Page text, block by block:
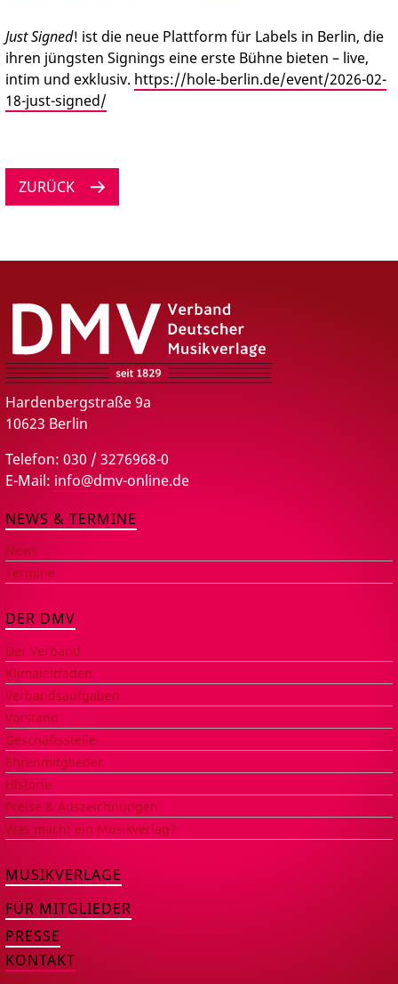
Just Signed! ist die neue Plattform für Labels in Berlin, die
ihren jüngsten Signings eine erste Bühne bieten – live,
intim und exklusiv. https://hole-berlin.de/event/2026-02-
18-just-signed/
ZURÜCK
DMV – Verband Deutscher Musikverlage e.V.
Hardenbergstraße 9a
10623 Berlin
Telefon: 030 / 3276968-0
E-Mail: info@dmv-online.de
NEWS & TERMINE
News
Termine
DER DMV
Der Verband
Klimaleitfaden
Verbandsaufgaben
Vorstand
Geschäftsstelle
Ehrenmitglieder
Historie
Preise & Auszeichnungen
Was macht ein Musikverlag?
MUSIKVERLAGE
FÜR MITGLIEDER
PRESSE
KONTAKT